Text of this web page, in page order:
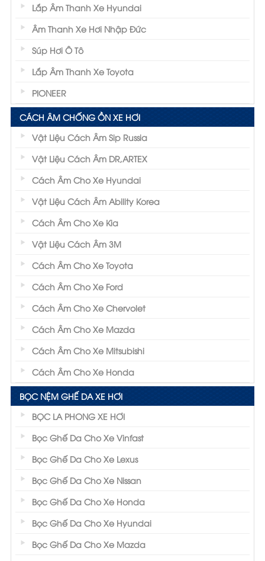
Lắp Âm Thanh Xe Hyundai
Âm Thanh Xe Hơi Nhập Đức
Súp Hơi Ô Tô
Lắp Âm Thanh Xe Toyota
PIONEER
CÁCH ÂM CHỐNG ỒN XE HƠI
Vật Liệu Cách Âm Sip Russia
Vật Liệu Cách Âm DR,ARTEX
Cách Âm Cho Xe Hyundai
Vật Liệu Cách Âm Ability Korea
Cách Âm Cho Xe Kia
Vật Liệu Cách Âm 3M
Cách Âm Cho Xe Toyota
Cách Âm Cho Xe Ford
Cách Âm Cho Xe Chervolet
Cách Âm Cho Xe Mazda
Cách Âm Cho Xe Mitsubishi
Cách Âm Cho Xe Honda
BỌC NỆM GHẾ DA XE HƠI
BỌC LA PHONG XE HƠI
Bọc Ghế Da Cho Xe Vinfast
Bọc Ghế Da Cho Xe Lexus
Bọc Ghế Da Cho Xe Nissan
Bọc Ghế Da Cho Xe Honda
Bọc Ghế Da Cho Xe Hyundai
Bọc Ghế Da Cho Xe Mazda